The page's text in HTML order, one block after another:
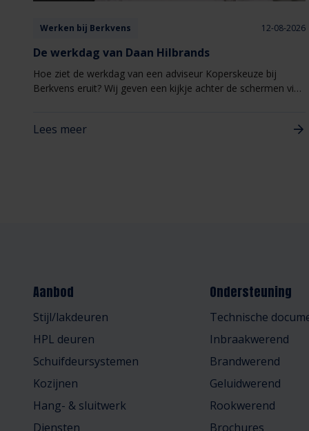
Werken bij Berkvens 12-08-2026
De werkdag van Daan Hilbrands
Hoe ziet de werkdag van een adviseur Koperskeuze bij
Berkvens eruit? Wij geven een kijkje achter de schermen via
Lees meer
Aanbod
Stijl/lakdeuren
HPL deuren
Schuifdeursystemen
Kozijnen
Hang- & sluitwerk
Diensten
Ondersteuning
Technische
Inbraakwerend
Brandwerend
Geluidwerend
Rookwerend
Brochures